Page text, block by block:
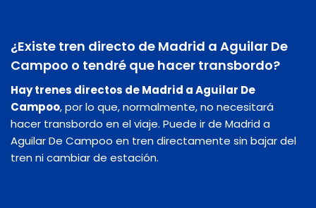
¿Existe tren directo de Madrid a Aguilar De
Campoo o tendré que hacer transbordo?
Hay trenes directos de Madrid a Aguilar De
Campoo, por lo que, normalmente, no necesitará
hacer transbordo en el viaje. Puede ir de Madrid a
Aguilar De Campoo en tren directamente sin bajar del
tren ni cambiar de estación.